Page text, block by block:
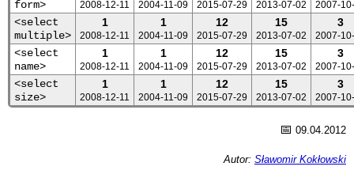
form>
2008-12-11 2004-11-09 2015-07-29 2013-07-02 2007-
<select
multiple>
1
2008-12-11
1
2004-11-09
12
2015-07-29
15
2013-07-02
3
2007-
<select
name>
1
2008-12-11
1
2004-11-09
12
2015-07-29
15
2013-07-02
3
2007-
<select
size>
1
2008-12-11
1
2004-11-09
12
2015-07-29
15
2013-07-02
3
2007-
📅 09.04.2012
Autor: Sławomir Kokłowski